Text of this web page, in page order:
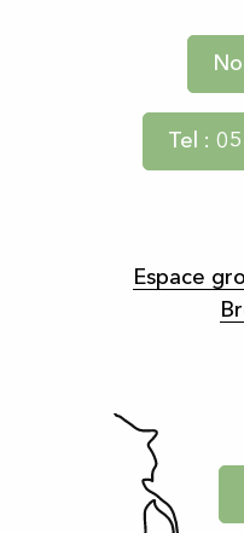
Tel :
Espace